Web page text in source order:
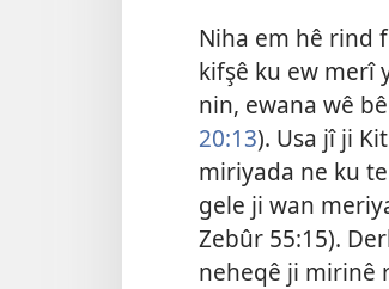
Niha em hê rind
kifşê ku ew merî
nin, ewana wê
20:13). Usa jî ji
miriyada ne ku
gele ji wan
Zebûr 55:15).
neheqê ji mirinê